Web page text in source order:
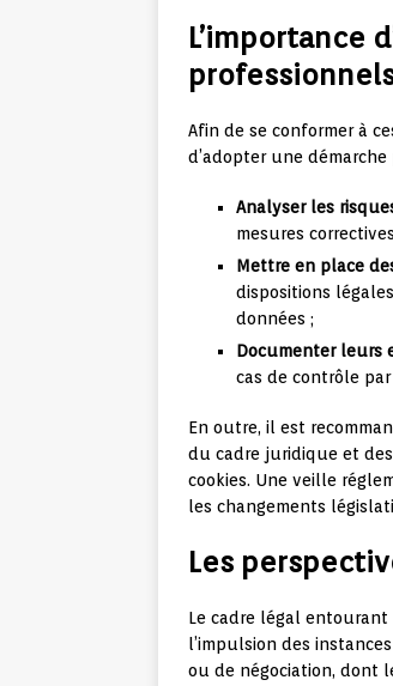
L’importance
Afin de se conformer à
d’adopter une
Analyser les
mesures
Mettre en place
dispositions
données ;
Documenter leurs
cas de contrôle
En outre, il est
du cadre juridique et
cookies. Une veille
les changements
Les
Le cadre légal
l’impulsion des
ou de négociation, dont